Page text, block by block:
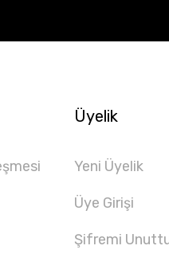
Üyelik
Yeni Üyelik
Üye Girişi
Şifremi